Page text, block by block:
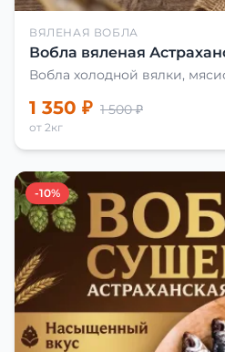
ВЯЛЕНАЯ ВОБЛА
Вобла вяленая
Вобла холодной вялки,
1 350 ₽ 1 500 ₽
от 2кг
-10%